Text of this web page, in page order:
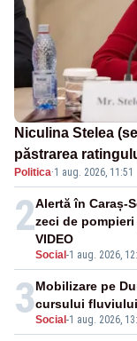
Niculina Stelea
păstrarea
Guvernul Bolojan”
Politica·1 aug. 2026, 11:51
2
Social -1 aug. 2026,
Alertă în Caraș-
zeci de
VIDEO
3Social -1 aug. 2026,
Mobilizare pe
cursului fluviului